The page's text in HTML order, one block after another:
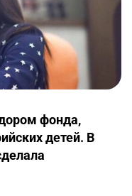
фонда,
детей. В